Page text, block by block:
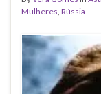
Mulheres, Rússia